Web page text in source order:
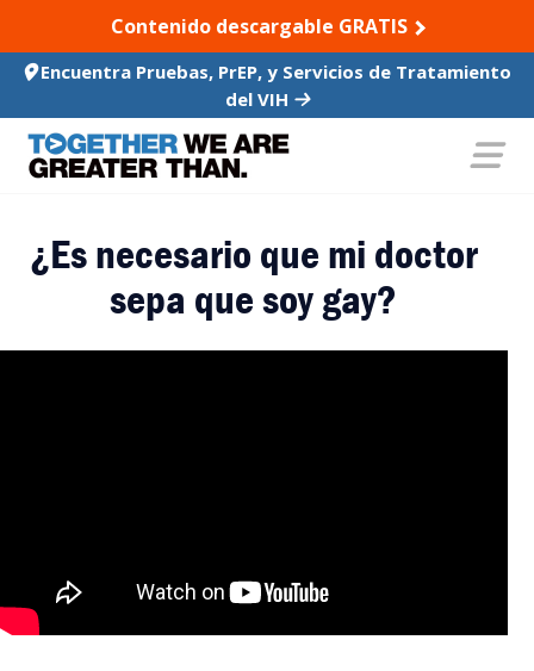
TO CONTENTContenido descargable GRATIS
Encuentra Pruebas, PrEP, y Servicios de Tratamiento
del VIH
¿Es necesario que mi doctor
sepa que soy gay?